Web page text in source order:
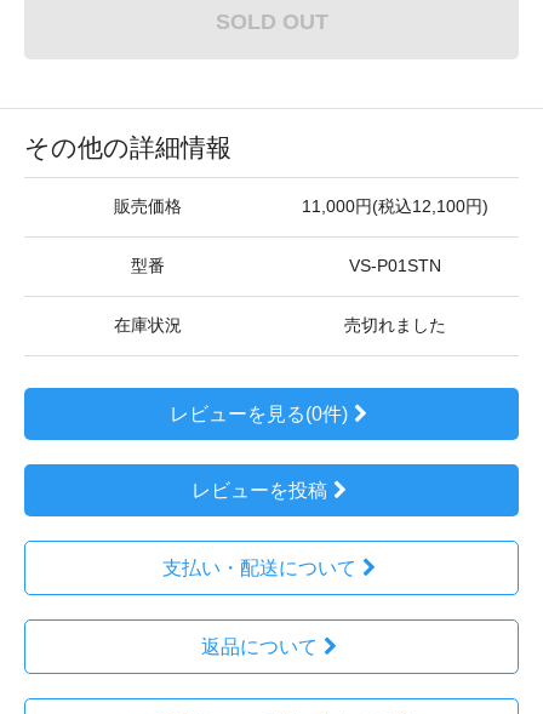
SOLD OUT
その他の詳細情報
販売価格 11,000円(税込12,100円)
型番 VS-P01STN
在庫状況 売切れました
レビューを見る(0件)
レビューを投稿
支払い・配送について
返品について